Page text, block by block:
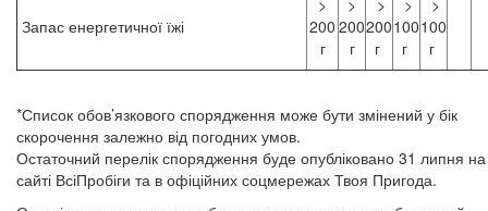
Запас енергетичної їжі
>
200
г
>
200
г
>
200
г
>
100
г
>
100
г
*Список обов’язкового спорядження може бути змінений у бік
скорочення залежно від погодних умов.
Остаточний перелік спорядження буде опубліковано 31 липня на
сайті ВсіПробіги та в офіційних соцмережах Твоя Пригода.